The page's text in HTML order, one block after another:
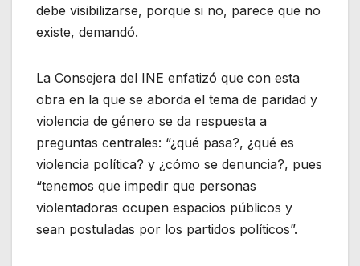
debe visibilizarse, porque si no, parece que no
existe, demandó.
La Consejera del INE enfatizó que con esta
obra en la que se aborda el tema de paridad y
violencia de género se da respuesta a
preguntas centrales: “¿qué pasa?, ¿qué es
violencia política? y ¿cómo se denuncia?, pues
“tenemos que impedir que personas
violentadoras ocupen espacios públicos y
sean postuladas por los partidos políticos”.